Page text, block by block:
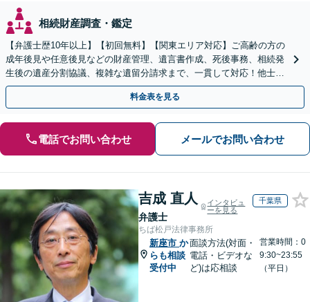
相続財産調査・鑑定
【弁護士歴10年以上】【初回無料】【関東エリア対応】ご高齢の方の
成年後見や任意後見などの財産管理、遺言書作成、死後事務、相続発
生後の遺産分割協議、複雑な遺留分請求まで、一貫して対応！他士業
との連携力を活かした最適解の追求【WEB面談対応】
料金表を見る
電話でお問い合わせ メールでお問い合わせ
吉成 直人
弁護士
インタビュ
ーを見る
千葉県
ちば松戸法律事務所
新座市 か
らも相談
受付中
面談方法(対面・
電話・ビデオな
ど)は応相談
営業時間：0
9:30~23:55
（平日）